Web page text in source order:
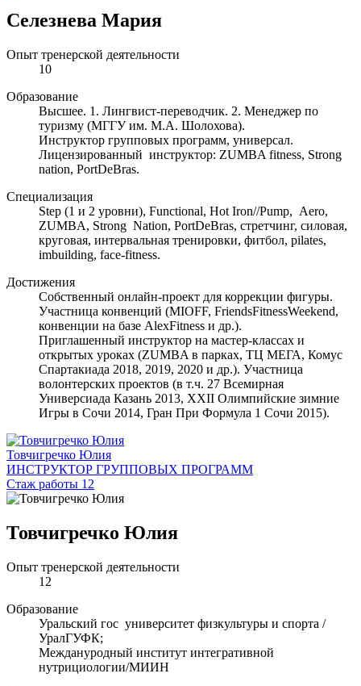
Селезнева Мария
Опыт тренерской деятельности
10
Образование
Высшее. 1. Лингвист-переводчик. 2. Менеджер по
туризму (МГГУ им. М.А. Шолохова).
Инструктор групповых программ, универсал.
Лицензированный инструктор: ZUMBA fitness, Strong
nation, PortDeBras.
Специализация
Step (1 и 2 уровни), Functional, Hot Iron//Pump, Aero,
ZUMBA, Strong Nation, PortDeBras, стретчинг, силовая,
круговая, интервальная тренировки, фитбол, pilates,
imbuilding, face-fitness.
Достижения
Собственный онлайн-проект для коррекции фигуры.
Участница конвенций (MIOFF, FriendsFitnessWeekend,
конвенции на базе AlexFitness и др.).
Приглашенный инструктор на мастер-классах и
открытых уроках (ZUMBA в парках, ТЦ МЕГА, Комус
Спартакиада 2018, 2019, 2020 и др.). Участница
волонтерских проектов (в т.ч. 27 Всемирная
Универсиада Казань 2013, XXII Олимпийские зимние
Игры в Сочи 2014, Гран При Формула 1 Сочи 2015).
Товчигречко Юлия
ИНСТРУКТОР ГРУППОВЫХ ПРОГРАММ
Стаж работы 12
Товчигречко Юлия
Опыт тренерской деятельности
12
Образование
Уральский гос университет физкультуры и спорта /
УралГУФК;
Междануродный институт интегративной
нутрициологии/МИИН